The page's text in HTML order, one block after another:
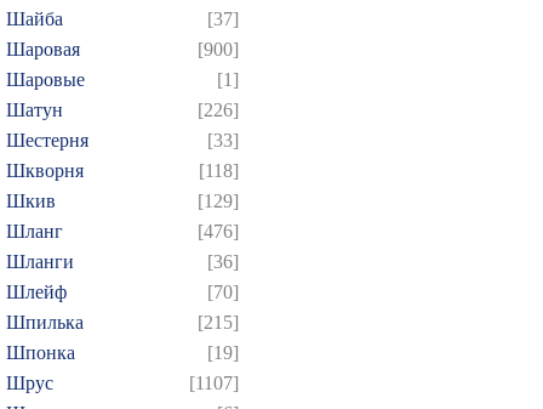
Шайба
[37]
Шаровая
[900]
Шаровые
[1]
Шатун
[226]
Шестерня
[33]
Шкворня
[118]
Шкив
[129]
Шланг
[476]
Шланги
[36]
Шлейф
[70]
Шпилька
[215]
Шпонка
[19]
Шрус
[1107]